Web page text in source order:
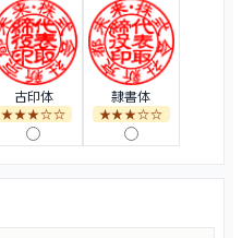
古印体
★★★☆☆
隷書体
★★★☆☆